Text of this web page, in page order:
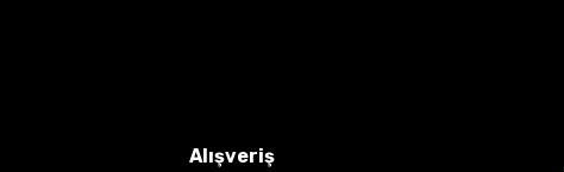
Alışveriş